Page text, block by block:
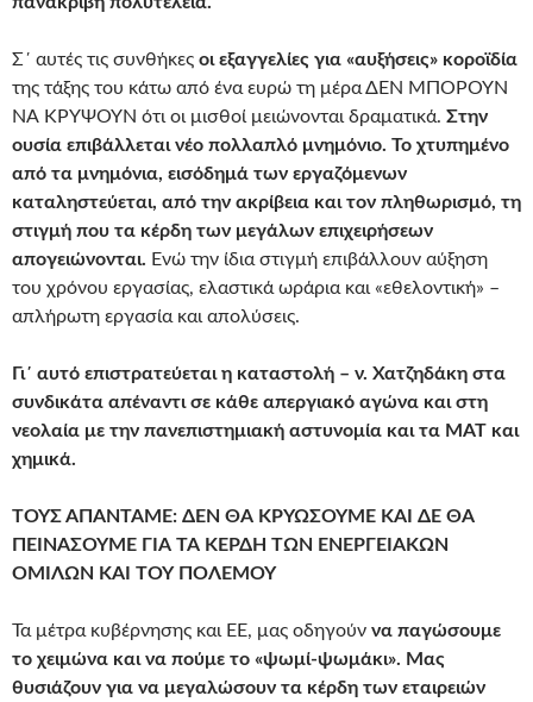
Σ΄ αυτές τις συνθήκες οι εξαγγελίες για «αυξήσεις» κοροϊδία
της τάξης του κάτω από ένα ευρώ τη μέρα ΔΕΝ ΜΠΟΡΟΥΝ
ΝΑ ΚΡΥΨΟΥΝ ότι οι μισθοί μειώνονται δραματικά. Στην
ουσία επιβάλλεται νέο πολλαπλό μνημόνιο. Το χτυπημένο
από τα μνημόνια, εισόδημά των εργαζόμενων
καταληστεύεται, από την ακρίβεια και τον πληθωρισμό, τη
στιγμή που τα κέρδη των μεγάλων επιχειρήσεων
απογειώνονται. Ενώ την ίδια στιγμή επιβάλλουν αύξηση
του χρόνου εργασίας, ελαστικά ωράρια και «εθελοντική» –
απλήρωτη εργασία και απολύσεις.
Γι΄ αυτό επιστρατεύεται η καταστολή – ν. Χατζηδάκη στα
συνδικάτα απέναντι σε κάθε απεργιακό αγώνα και στη
νεολαία με την πανεπιστημιακή αστυνομία και τα ΜΑΤ και
χημικά.
ΤΟΥΣ ΑΠΑΝΤΑΜΕ: ΔΕΝ ΘΑ ΚΡΥΩΣΟΥΜΕ ΚΑΙ ΔΕ ΘΑ
ΠΕΙΝΑΣΟΥΜΕ ΓΙΑ ΤΑ ΚΕΡΔΗ ΤΩΝ ΕΝΕΡΓΕΙΑΚΩΝ
ΟΜΙΛΩΝ ΚΑΙ ΤΟΥ ΠΟΛΕΜΟΥ
Τα μέτρα κυβέρνησης και ΕΕ, μας οδηγούν να παγώσουμε
το χειμώνα και να πούμε το «ψωμί-ψωμάκι». Μας
θυσιάζουν για να μεγαλώσουν τα κέρδη των εταιρειών